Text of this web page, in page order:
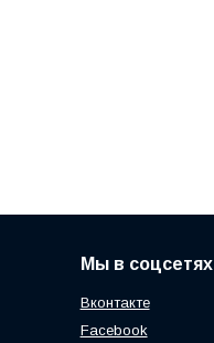
Мы в соцсетях
Вконтакте
Facebook